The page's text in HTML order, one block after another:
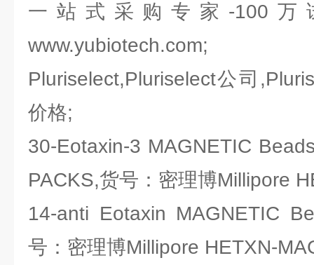
一站式采购专家-100万
www.yubiotech.com;
Pluriselect,Pluriselect公司
价格;
30-Eotaxin-3 MAGNETIC
PACKS,货号：密理博Millipore
14-anti Eotaxin MAGNETIC
号：密理博Millipore HETXN-